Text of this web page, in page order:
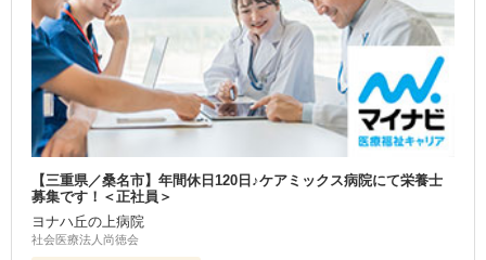
【三重県／桑名市】年間休日120日♪ケアミックス病院にて栄養士
募集です！＜正社員＞
ヨナハ丘の上病院
社会医療法人尚徳会